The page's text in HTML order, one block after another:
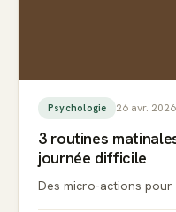
Psychologie 26 avr. 2026
3 routines
journée difficile
Des micro-actions